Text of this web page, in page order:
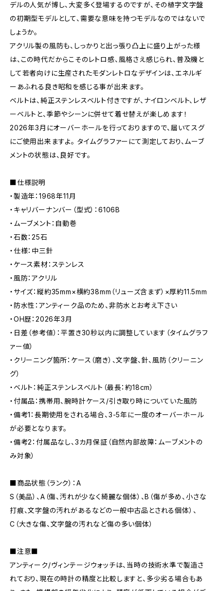
デルの人気が博し、大変多く登場するのですが、その植字文字盤
の初期型モデルとして、需要な意味を持つモデルなのではないで
しょうか。
アクリル製の風防も、しっかりと出っ張り凸上に盛り上がった様
は、この時代だからこそのレトロ感、風格さえ感じられ、普及機と
して若者向けに生産されたモダンレトロなデザインは、エネルギ
ーあふれる良き昭和を感じる事が出来ます。
ベルトは、純正ステンレスベルト付きですが、ナイロンベルト、レザ
ーベルトと、季節やシーンに併せて着せ替えが楽しめます！
2026年3月にオーバーホールを行っておりますので、届いてスグ
にご使用出来ますよ。 タイムグラファーにて測定しており、ムーブ
メントの状態は、良好です。
■仕様説明
・製造年：1968年11月
・キャリバーナンバー（型式）：6106B
・ムーブメント：自動巻
・石数：25石
・仕様：中三針
・ケース素材：ステンレス
・風防：アクリル
・サイズ：縦約35mm×横約38mm（リューズ含まず）×厚約11.5mm
・防水性：アンティーク品のため、非防水とお考え下さい
・OH歴：2026年3月
・日差（参考値）：平置き30秒以内に調整しています（タイムグラフ
ァー値）
・クリーニング箇所：ケース（磨き）、文字盤、針、風防（クリーニン
グ）
・ベルト：純正ステンレスベルト（最長：約18cm）
・付属品：携帯用、腕時計ケース/引き取り時についていた風防
・備考1：長期使用をされる場合、3-5年に一度のオーバーホール
が必要となります。
・備考2：付属品なし、3カ月保証（自然内部故障：ムーブメントの
み対象）
■商品状態（ランク）：A
S（美品）、A（傷、汚れが少なく綺麗な個体）、B（傷が多め、小さな
打痕、文字盤の汚れがあるなどの一般中古品とされる個体）、
C（大きな傷、文字盤の汚れなど傷の多い個体）
■注意■
アンティーク/ヴィンテージウォッチは、当時の技術水準で製造さ
れており、現在の時計の精度と比較しますと、多少劣る場合もあ